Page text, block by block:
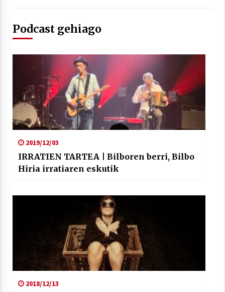
Arrosaren laburpen bideoa Hamaika
Telebistaren eskutik
2021/06/30
Podcast gehiago
2019/12/03
IRRATIEN TARTEA | Bilboren berri, Bilbo
Hiria irratiaren eskutik
2018/12/13